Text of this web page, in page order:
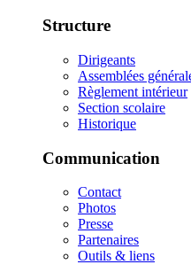
Structure
Dirigeants
Assemblées
Règlement intérieur
Section scolaire
Historique
Communication
Contact
Photos
Presse
Partenaires
Outils & liens